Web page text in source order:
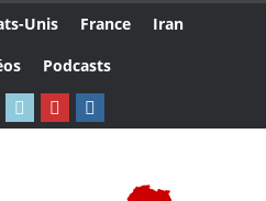
Unis France
Iran
Podcasts